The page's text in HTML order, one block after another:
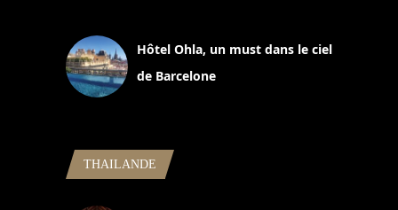
Hôtel Ohla, un must dans le ciel
de Barcelone
THAILANDE